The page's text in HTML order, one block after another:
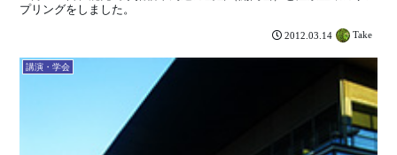
プリングをしました。
2012.03.14 Take
講演・学会